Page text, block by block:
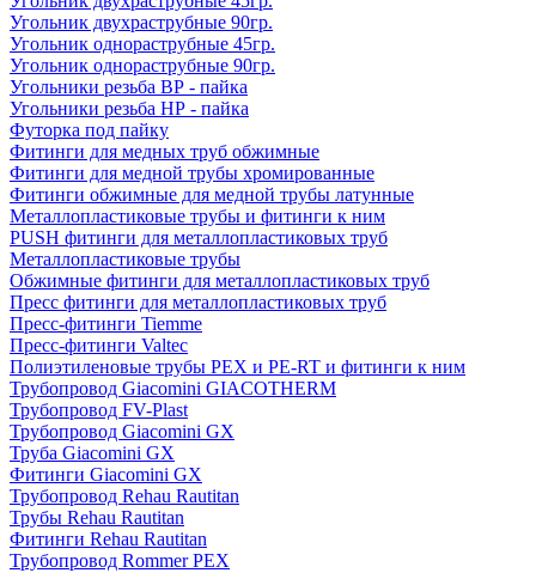
Угольник двухраструбные 90гр.
Угольник однораструбные 45гр.
Угольник однораструбные 90гр.
Угольники резьба ВР - пайка
Угольники резьба НР - пайка
Футорка под пайку
Фитинги для медных труб обжимные
Фитинги для медной трубы хромированные
Фитинги обжимные для медной трубы латунные
Металлопластиковые трубы и фитинги к ним
PUSH фитинги для металлопластиковых труб
Металлопластиковые трубы
Обжимные фитинги для металлопластиковых труб
Пресс фитинги для металлопластиковых труб
Пресс-фитинги Tiemme
Пресс-фитинги Valtec
Полиэтиленовые трубы PEX и PE-RT и фитинги к ним
Трубопровод Giacomini GIACOTHERM
Трубопровод FV-Plast
Трубопровод Giacomini GX
Труба Giacomini GX
Фитинги Giacomini GX
Трубопровод Rehau Rautitan
Трубы Rehau Rautitan
Фитинги Rehau Rautitan
Трубопровод Rommer PEX